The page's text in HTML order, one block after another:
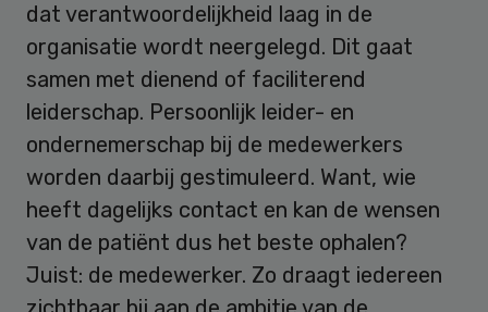
dat verantwoordelijkheid laag in de
organisatie wordt neergelegd. Dit gaat
samen met dienend of faciliterend
leiderschap. Persoonlijk leider- en
ondernemerschap bij de medewerkers
worden daarbij gestimuleerd. Want, wie
heeft dagelijks contact en kan de wensen
van de patiënt dus het beste ophalen?
Juist: de medewerker. Zo draagt iedereen